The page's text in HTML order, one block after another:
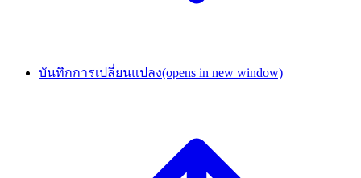
บันทึกการเปลี่ยนแปลง(opens in new window)